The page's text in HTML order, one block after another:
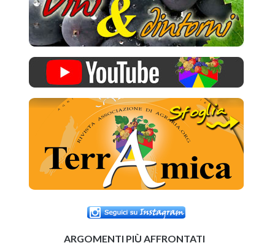
ARGOMENTI PIÙ AFFRONTATI